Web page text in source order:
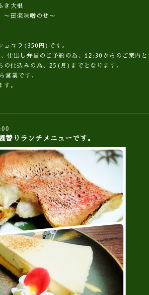
き大根
のせ〜
ョコラ(350円)です。
仕出し弁当のご予約の為、12:30からのご案内と
の仕込みの為、25(月)までとなります。
営業です。
す。
りランチメニューです。